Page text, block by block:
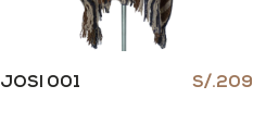
JOSI 001 S/.209